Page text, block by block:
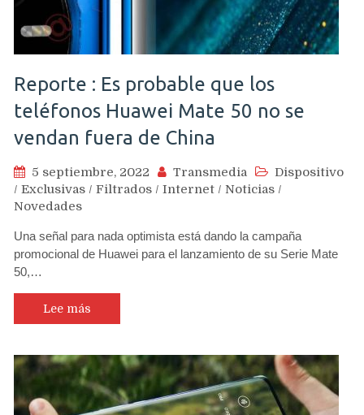
Reporte : Es probable que los
teléfonos Huawei Mate 50 no se
vendan fuera de China
5 septiembre, 2022 Transmedia
Dispositivo
/ Exclusivas / Filtrados / Internet / Noticias /
Novedades
Una señal para nada optimista está dando la campaña
promocional de Huawei para el lanzamiento de su Serie Mate
50,…
Lee más